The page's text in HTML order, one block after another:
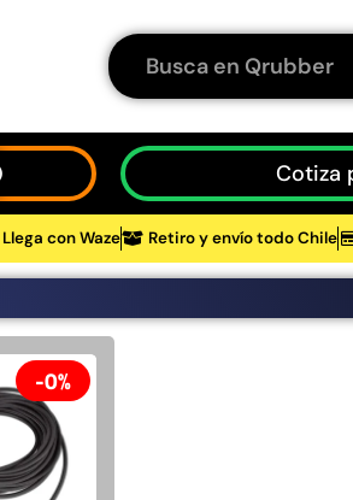
Cotiza
Llega con Waze Retiro y envío todo Chile
0%
48%